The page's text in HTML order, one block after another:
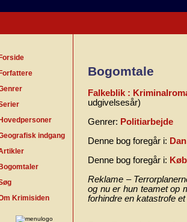
Forside
Forfattere
Hovedpersoner
indgang
Bogomtaler
Krimisiden
Bogomtale
Falkeblik :
udgivelsesår)
Genrer: Politiarbejde
Denne bog foregår i:
Denne bog foregår i:
Reklame –
og nu er hun teamet op
forhindre en katastrofe